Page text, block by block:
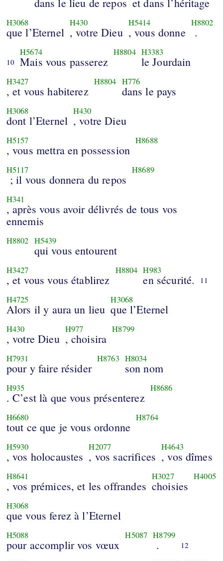
H3068
que l’Eternel
H430
, votre Dieu
H5414
, vous donne
H8802
.
10
H5674
Mais vous passerez
H8804 H3383
le Jourdain
H3427
, et vous habiterez
H8804 H776
dans le pays
H3068
dont l’Eternel
H430
, votre Dieu
H5157
, vous mettra en possession
H8688
H5117
; il vous donnera du repos
H8689
H341
, après vous avoir délivrés de tous vos
ennemis
H8802 H5439
qui vous entourent
H3427
, et vous vous établirez
H8804 H983
en sécurité. 11
H4725
Alors il y aura un lieu
H3068
que l’Eternel
H430
, votre Dieu
H977
, choisira
H8799
H7931
pour y faire résider
H8763 H8034
son nom
H935
. C’est là que vous présenterez
H8686
H6680
tout ce que je vous ordonne
H8764
H5930
, vos holocaustes
H2077
, vos sacrifices
H4643
, vos dîmes
H8641
, vos prémices, et les offrandes
H3027
choisies
H4005
H3068
que vous ferez à l’Eternel
H5088
pour accomplir vos vœux
H5087 H8799
. 12